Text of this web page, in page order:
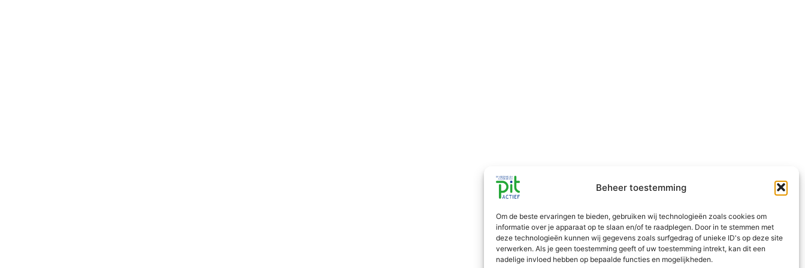
Beheer toestemming
Om de beste ervaringen te bieden, gebruiken wij technologieën zoals cookies om
informatie over je apparaat op te slaan en/of te raadplegen. Door in te stemmen met
deze technologieën kunnen wij gegevens zoals surfgedrag of unieke ID's op deze site
verwerken. Als je geen toestemming geeft of uw toestemming intrekt, kan dit een
nadelige invloed hebben op bepaalde functies en mogelijkheden.